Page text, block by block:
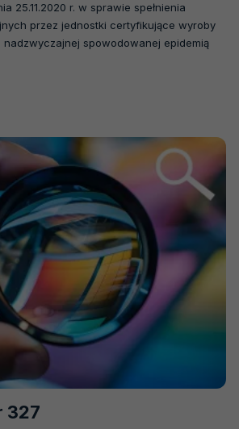
25.11.2020 r. w sprawie spełnienia
przez jednostki certyfikujące wyroby
spowodowanej epidemią
NR
328
327